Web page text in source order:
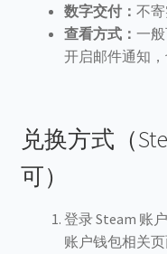
数字交付： 不
查看方式： 一
开启邮件通知，
兑换方式（
可）
登录 Steam 账
账户钱包相关页